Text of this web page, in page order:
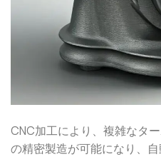
CNC加工により、複雑なタ
の精密製造が可能になり、